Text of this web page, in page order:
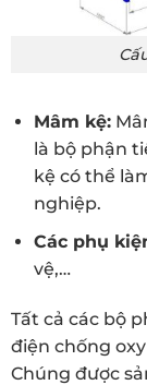
Mâm kệ:
là bộ phận
kệ có thể
nghiệp.
Các phụ
vệ,…
Tất cả các bộ
điện chống
Chúng được